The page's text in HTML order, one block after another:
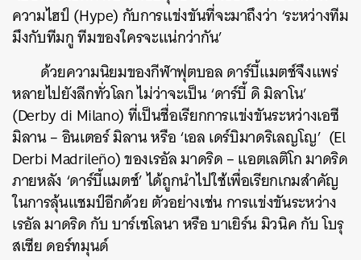
ความไฮป์ (Hype) กับการแข่งขันที่จะมาถึงว่า ‘ระหว่างทีม
มึงกับทีมกู ทีมของใครจะแน่กว่ากัน’
ด้วยความนิยมของกีฬาฟุตบอล ดาร์บี้แมตช์จึงแพร่
หลายไปยังลีกทั่วโลก ไม่ว่าจะเป็น ‘ดาร์บี้ ดิ มิลาโน’
(Derby di Milano) ที่เป็นชื่อเรียกการแข่งขันระหว่างเอซี
มิลาน – อินเตอร์ มิลาน หรือ ‘เอล เดร์บิมาดริเลญโญ’ (El
Derbi Madrileño) ของเรอัล มาดริด – แอตเลติโก มาดริด
ภายหลัง ‘ดาร์บี้แมตช์’ ได้ถูกนำไปใช้เพื่อเรียกเกมสำคัญ
ในการลุ้นแชมป์อีกด้วย ตัวอย่างเช่น การแข่งขันระหว่าง
เรอัล มาดริด กับ บาร์เซโลนา หรือ บาเยิร์น มิวนิค กับ โบรุ
สเซีย ดอร์ทมุนด์